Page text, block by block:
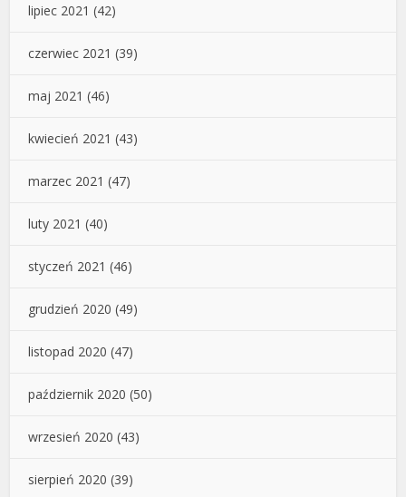
lipiec 2021 (42)
czerwiec 2021 (39)
maj 2021 (46)
kwiecień 2021 (43)
marzec 2021 (47)
luty 2021 (40)
styczeń 2021 (46)
grudzień 2020 (49)
listopad 2020 (47)
październik 2020 (50)
wrzesień 2020 (43)
sierpień 2020 (39)